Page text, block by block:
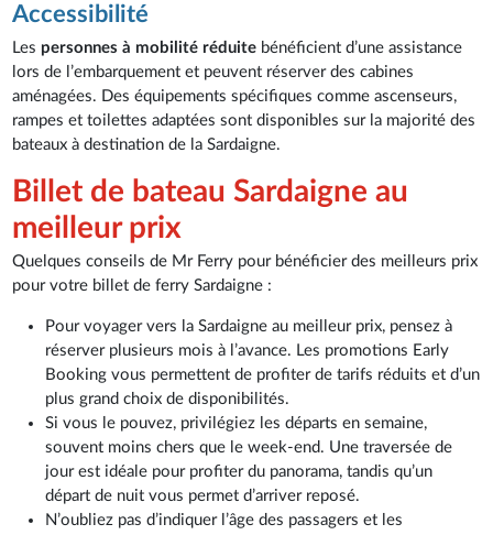
Accessibilité
Les personnes à mobilité réduite bénéficient d’une assistance
lors de l’embarquement et peuvent réserver des cabines
aménagées. Des équipements spécifiques comme ascenseurs,
rampes et toilettes adaptées sont disponibles sur la majorité des
bateaux à destination de la Sardaigne.
Billet de bateau Sardaigne au
meilleur prix
Quelques conseils de Mr Ferry pour bénéficier des meilleurs prix
pour votre billet de ferry Sardaigne :
Pour voyager vers la Sardaigne au meilleur prix, pensez à
réserver plusieurs mois à l’avance. Les promotions Early
Booking vous permettent de profiter de tarifs réduits et d’un
plus grand choix de disponibilités.
Si vous le pouvez, privilégiez les départs en semaine,
souvent moins chers que le week-end. Une traversée de
jour est idéale pour profiter du panorama, tandis qu’un
départ de nuit vous permet d’arriver reposé.
N’oubliez pas d’indiquer l’âge des passagers et les